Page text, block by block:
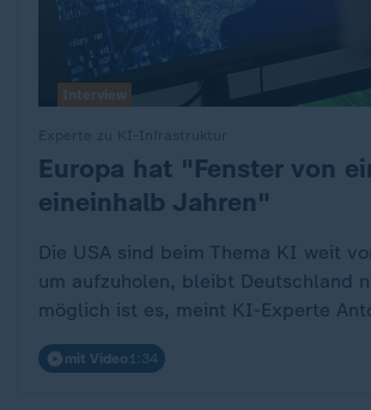
:Europa hat "Fenster von
eineinhalb Jahren"
Die USA sind beim Thema KI weit
um aufzuholen, bleibt Deutschland
möglich ist es, meint KI-Experte
mit Video 1:34
Interview